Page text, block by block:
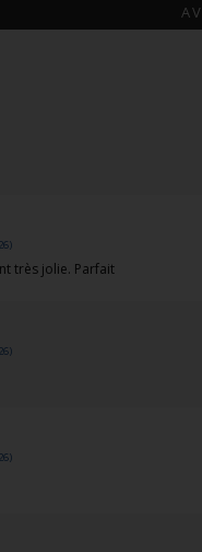
très jolie. Parfait